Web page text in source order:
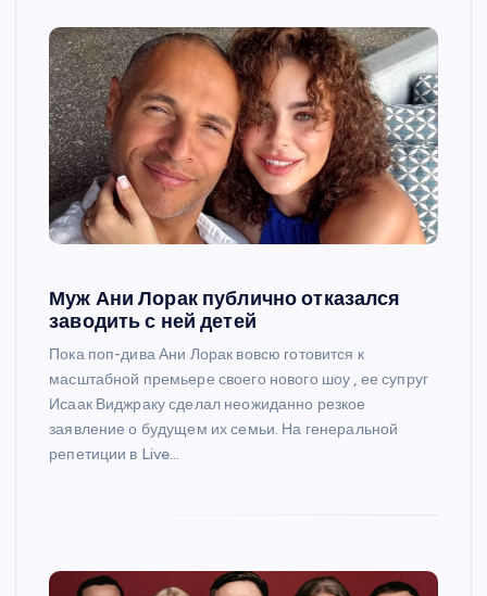
Муж Ани Лорак публично отказался
заводить с ней детей
Пока поп-дива Ани Лорак вовсю готовится к
масштабной премьере своего нового шоу , ее супруг
Исаак Виджраку сделал неожиданно резкое
заявление о будущем их семьи. На генеральной
репетиции в Live…